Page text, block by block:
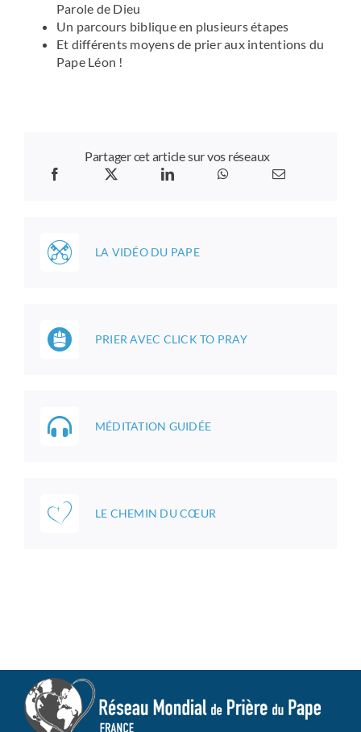
Parole de Dieu
Un parcours biblique en plusieurs étapes
Et différents moyens de prier aux intentions du
Pape Léon !
Partager cet article sur vos réseaux
LA VIDÉO DU PAPE
PRIER AVEC CLICK TO PRAY
MÉDITATION GUIDÉE
LE CHEMIN DU CŒUR